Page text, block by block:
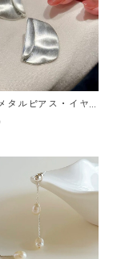
タルピアス・イヤ
ールド・シルバ